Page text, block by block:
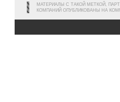
МАТЕРИАЛЫ С ТАКОЙ МЕТКОЙ,
КОМПАНИЙ ОПУБЛИКОВАНЫ НА